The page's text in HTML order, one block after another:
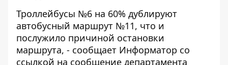
Троллейбусы №6 на 60% дублируют
автобусный маршрут №11, что и
послужило причиной остановки
маршрута, - сообщает Информатор со
ссылкой на сообщение департамента